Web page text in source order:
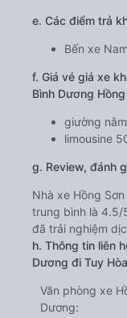
e. Các điểm trả
Bến xe
f. Giá vé giá xe
Bình Dương
giường
limousine
g. Review, đánh
Nhà xe Hồng
trung bình là 4.5/
đã trải nghiệm
h. Thông tin liên
Dương đi Tuy
Văn phòng xe
Dương: